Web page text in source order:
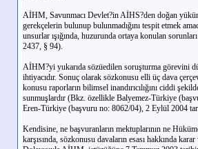
AİHM, Savunmacı Devlet?in AİHS?den doğan
gerekçelerin bulunup bulunmadığını tespit etmek
unsurlar ışığında, huzurunda ortaya konulan
2437, § 94).
AİHM?yi yukarıda sözüedilen soruşturma görevini
ihtiyacıdır. Sonuç olarak sözkonusu elli üç dava
konusu raporların bilimsel inandırıcılığını ciddi
sunmuşlardır (Bkz. özellikle Balyemez-Türkiye
Eren-Türkiye (başvuru no: 8062/04), 2 Eylül 2004
Kendisine, ne başvuranların mektuplarının ne
karşısında, sözkonusu davaların esası hakkında